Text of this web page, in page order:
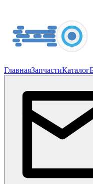
ГлавнаяЗапчастиКаталог